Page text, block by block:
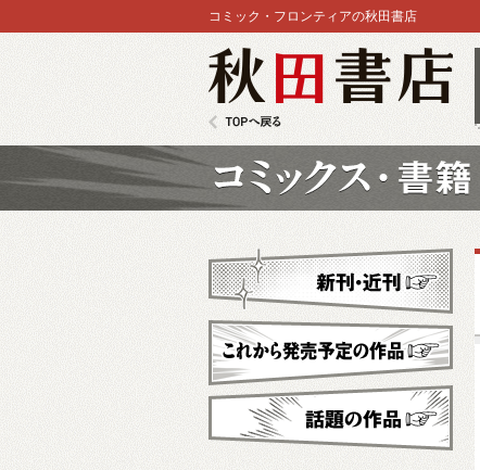
コミック・フロンティアの秋田書店
新刊・近刊
これから発売予定